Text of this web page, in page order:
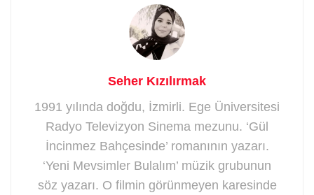
Seher Kızılırmak
1991 yılında doğdu, İzmirli. Ege Üniversitesi
Radyo Televizyon Sinema mezunu. ‘Gül
İncinmez Bahçesinde’ romanının yazarı.
‘Yeni Mevsimler Bulalım’ müzik grubunun
söz yazarı. O filmin görünmeyen karesinde